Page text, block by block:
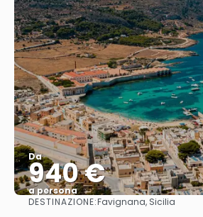
Da
940 €
a persona
Vedere
DESTINAZIONE:Favignana, Sicilia